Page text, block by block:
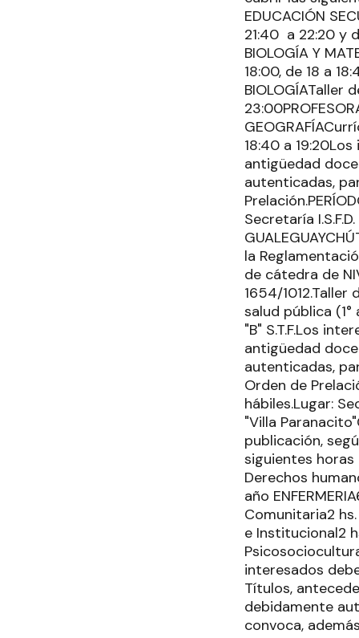
EDUCACIÓN
21:40 a 22:20 y
BIOLOGÍA Y
18:00, de 18 a
BIOLOGÍATaller
18:40 a
antigüedad
autenticadas,
Secretaría
la
de cátedra de
1654/
salud pública
"B" S.T.F.Los
antigüedad
autenticadas,
Orden de
hábiles.Lugar:
"Villa
publicación,
siguientes horas
Derechos
año
Comunitaria2
e Institucional2
interesados
Títulos,
debidamente
convoca,